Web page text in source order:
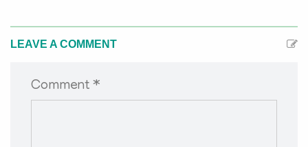
LEAVE A COMMENT
Comment *